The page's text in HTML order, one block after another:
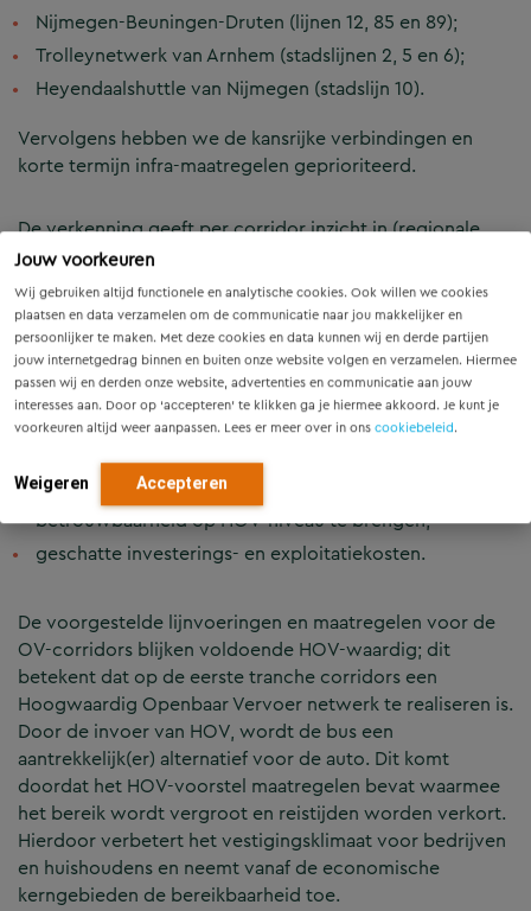
Jouw voorkeuren
Wij gebruiken altijd functionele en analytische cookies. Ook willen we cookies
plaatsen en data verzamelen om de communicatie naar jou makkelijker en
persoonlijker te maken. Met deze cookies en data kunnen wij en derde partijen
jouw internetgedrag binnen en buiten onze website volgen en verzamelen. Hiermee
passen wij en derden onze website, advertenties en communicatie aan jouw
interesses aan. Door op ‘accepteren’ te klikken ga je hiermee akkoord. Je kunt je
voorkeuren altijd weer aanpassen. Lees er meer over in ons cookiebeleid.
Weigeren Accepteren
Nijmegen-Beuningen-Druten (lijnen 12, 85 en 89);
Trolleynetwerk van Arnhem (stadslijnen 2, 5 en 6);
Heyendaalshuttle van Nijmegen (stadslijn 10).
Vervolgens hebben we de kansrijke verbindingen en
korte termijn infra-maatregelen geprioriteerd.
De verkenning geeft per corridor inzicht in (regionale
doelstellingen):
de huidige en potentiële (toekomstige)
vervoerwaarde;
de effecten op: economie, onderwijs, arbeidsmarkt en
sociale inclusie;
(infrastructurele) maatregelen om snelheid en
betrouwbaarheid op HOV-niveau te brengen;
geschatte investerings- en exploitatiekosten.
De voorgestelde lijnvoeringen en maatregelen voor de
OV-corridors blijken voldoende HOV-waardig; dit
betekent dat op de eerste tranche corridors een
Hoogwaardig Openbaar Vervoer netwerk te realiseren is.
Door de invoer van HOV, wordt de bus een
aantrekkelijk(er) alternatief voor de auto. Dit komt
doordat het HOV-voorstel maatregelen bevat waarmee
het bereik wordt vergroot en reistijden worden verkort.
Hierdoor verbetert het vestigingsklimaat voor bedrijven
en huishoudens en neemt vanaf de economische
kerngebieden de bereikbaarheid toe.